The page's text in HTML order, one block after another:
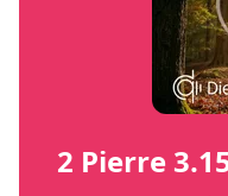
2 Pierre